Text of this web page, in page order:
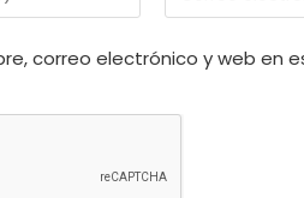
tu
correo electrónico y web en